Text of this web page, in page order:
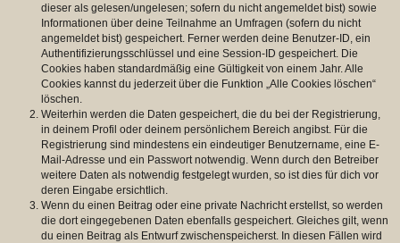
dieser als gelesen/ungelesen; sofern du nicht angemeldet bist) sowie
Informationen über deine Teilnahme an Umfragen (sofern du nicht
angemeldet bist) gespeichert. Ferner werden deine Benutzer-ID, ein
Authentifizierungsschlüssel und eine Session-ID gespeichert. Die
Cookies haben standardmäßig eine Gültigkeit von einem Jahr. Alle
Cookies kannst du jederzeit über die Funktion „Alle Cookies löschen“
löschen.
Weiterhin werden die Daten gespeichert, die du bei der Registrierung,
in deinem Profil oder deinem persönlichem Bereich angibst. Für die
Registrierung sind mindestens ein eindeutiger Benutzername, eine E-
Mail-Adresse und ein Passwort notwendig. Wenn durch den Betreiber
weitere Daten als notwendig festgelegt wurden, so ist dies für dich vor
deren Eingabe ersichtlich.
Wenn du einen Beitrag oder eine private Nachricht erstellst, so werden
die dort eingegebenen Daten ebenfalls gespeichert. Gleiches gilt, wenn
du einen Beitrag als Entwurf zwischenspeicherst. In diesen Fällen wird